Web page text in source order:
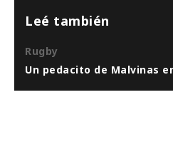
Leé también
Rugby
Un pedacito de Malvinas